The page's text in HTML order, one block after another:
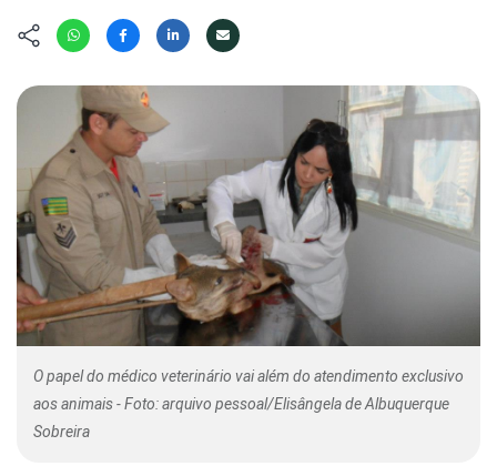
Olha o
Photo
Políticas
Saúde,
Segunda
Nova
Missão
Cursos
O papel do médico veterinário vai além do atendimento exclusivo
aos animais - Foto: arquivo pessoal/Elisângela de Albuquerque
Sobreira